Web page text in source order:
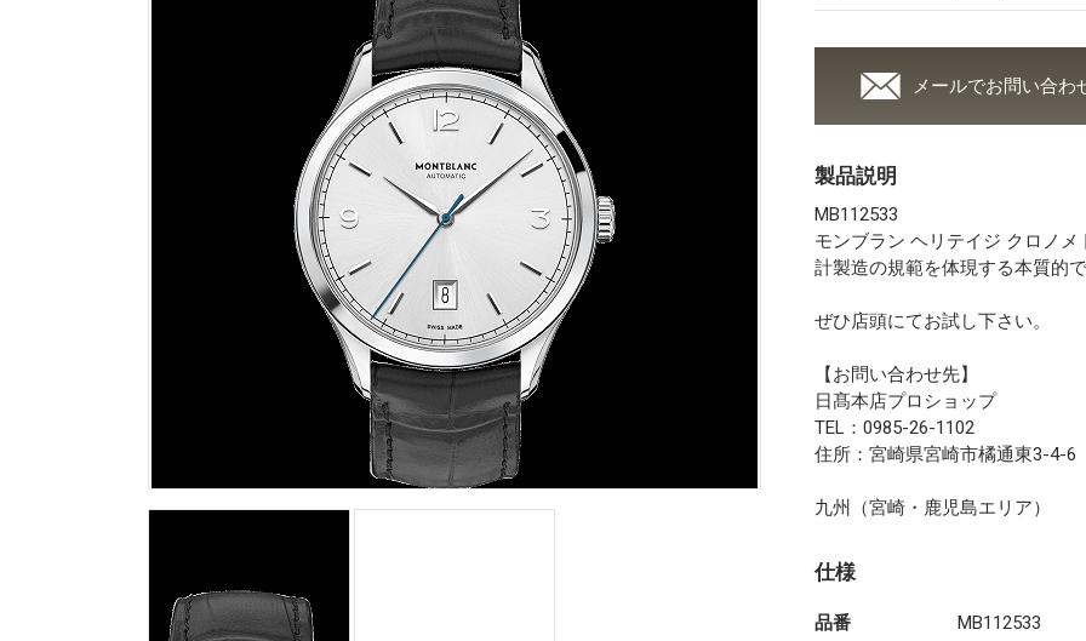
メールでお問い合わ
製品説明
MB112533
モンブラン ヘリテイジ クロノ
計製造の規範を体現する本質的
ぜひ店頭にてお試し下さい。
【お問い合わせ先】
日髙本店プロショップ
TEL：0985-26-1102
住所：宮崎県宮崎市橘通東3-4-6
九州（宮崎・鹿児島エリア）
仕様
品番 MB112533